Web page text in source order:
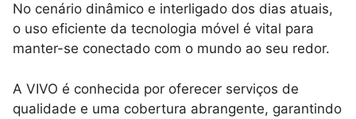
No cenário dinâmico e interligado dos dias atuais,
o uso eficiente da tecnologia móvel é vital para
manter-se conectado com o mundo ao seu redor.
A VIVO é conhecida por oferecer serviços de
qualidade e uma cobertura abrangente, garantindo